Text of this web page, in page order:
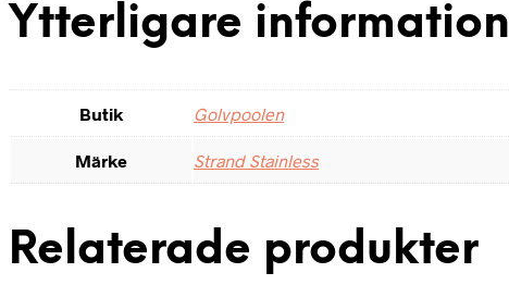
Ytterligare information
Butik Golvpoolen
Märke Strand Stainless
Relaterade produkter